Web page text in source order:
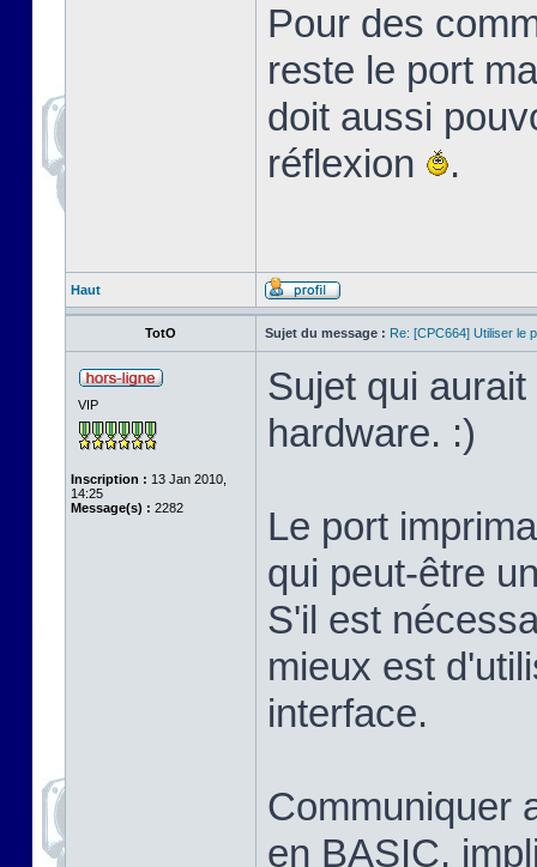
Pour des
reste le port
doit aussi
réflexion
.
Haut
TotO Sujet du message : Re: [CPC664] Utiliser le
VIP
Inscription : 13 Jan 2010,
14:25
Message(s) : 2282
Sujet qui
hardware. :)
Le port
qui peut-être
S'il est
mieux est
interface.
Communiquer
en BASIC,